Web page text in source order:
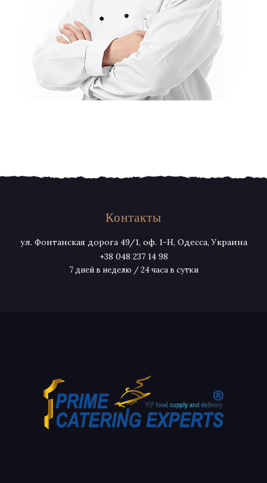
Контакты
ул. Фонтанская дорога 49/1, оф. 1-Н, Одесса, Украина
+38 048 237 14 98
7 дней в неделю / 24 часа в сутки